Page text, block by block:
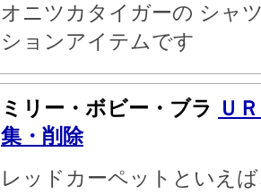
オニツカタイガーの シャ
ションアイテムです
ミリー・ボビー・ブラ Ｕ
集・削除
レッドカーペットといえ